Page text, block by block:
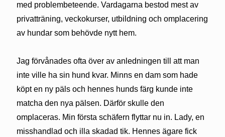
med problembeteende. Vardagarna bestod mest av
privatträning, veckokurser, utbildning och omplacering
av hundar som behövde nytt hem.
Jag förvånades ofta över av anledningen till att man
inte ville ha sin hund kvar. Minns en dam som hade
köpt en ny päls och hennes hunds färg kunde inte
matcha den nya pälsen. Därför skulle den
omplaceras. Min första schäfern flyttar nu in. Lady, en
misshandlad och illa skadad tik. Hennes ägare fick